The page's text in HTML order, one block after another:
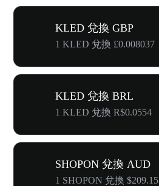
KLED 兌換 GBP
1 KLED 兌換 £0.008037
KLED 兌換 BRL
1 KLED 兌換 R$0.0554
SHOPON 兌換 AUD
1 SHOPON 兌換 $209.15